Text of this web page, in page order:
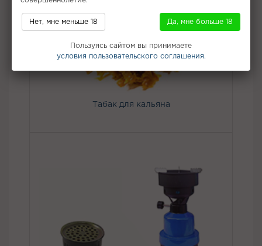
Табак для кальяна
Нет, мне меньше 18 Да, мне больше 18
Пользуясь сайтом вы принимаете
условия пользовательского соглашения.